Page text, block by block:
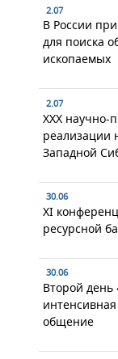
2.07
В России
для поиска
ископаемых
2.07
XXX научно-
реализации
Западной
30.06
XI
ресурсной
30.06
Второй день
общение